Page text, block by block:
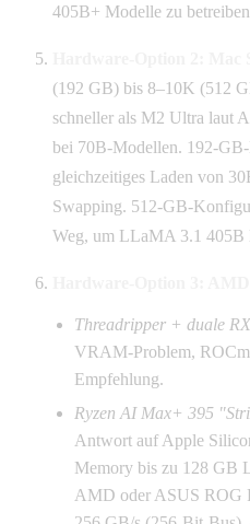
405B+ Modelle zu
(192 GB) bis 8–10K (512
schneller als M2 Ultra laut
bei 70B-Modellen. 192-
gleichzeitiges Laden von
Swapping. 512-GB-
Weg, um LLaMA 3.1 405B
Threadripper + duale
VRAM-Problem,
Empfehlung.
Ryzen AI Max+ 395
Antwort auf Apple
Memory bis zu 128 GB
AMD oder ASUS ROG